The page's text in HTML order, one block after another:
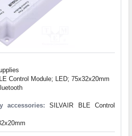
Control Module; LED; 75x32x20mm
accessories: SILVAIR BLE Control